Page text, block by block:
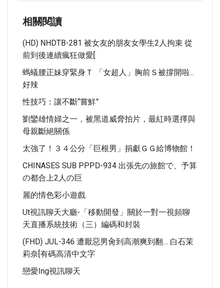
相關閱讀
(HD) NHDTB-281 被女友的朋友女學生2人拘束 從
前到後連續瘋狂做愛[
螞蟻腰正妹穿緊身Ｔ 「女超人」胸前Ｓ被撐開啦...
好辣
性技巧：讓不斷“嘗鮮”
劉鑾雄情婦之一，被黑道威脅拍片，最紅時選擇與
母親斷絕關係
太強了！３４公分「巨根男」捐獻ＧＧ給博物館！
CHINASES SUB PPPD-934 出張先の旅館で、予算
の都合上2人の巨
麗的情色彩小遊戲
Ut視訊聊天大廳-「移動開發」關於一對一視頻聊
天直播系統技術（三）編碼和封裝
(FHD) JUL-346 遭厭惡男肏到高潮爽到翻… 白石茉
莉奈[有碼高清中文字
戀愛ing視訊聊天